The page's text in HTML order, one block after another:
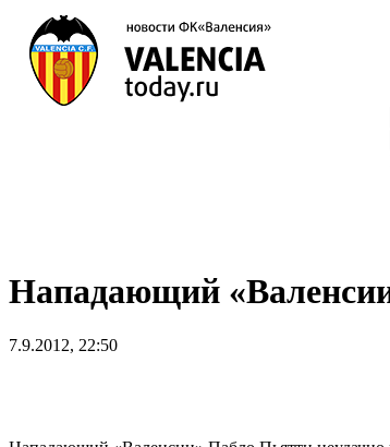
Нападающий
7.9.2012, 22:50